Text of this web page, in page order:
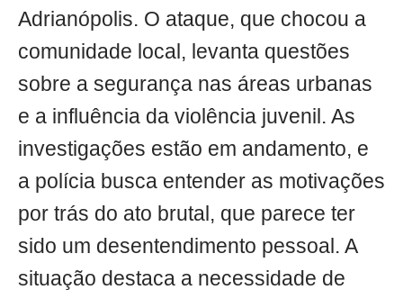
Adrianópolis. O ataque, que chocou a
comunidade local, levanta questões
sobre a segurança nas áreas urbanas
e a influência da violência juvenil. As
investigações estão em andamento, e
a polícia busca entender as motivações
por trás do ato brutal, que parece ter
sido um desentendimento pessoal. A
situação destaca a necessidade de